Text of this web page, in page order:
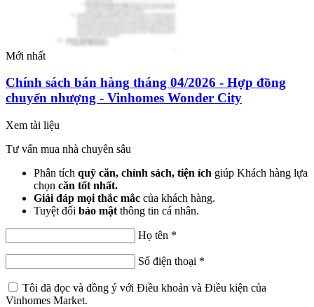
Mới nhất
Chính sách bán hàng tháng 04/2026 - Hợp đồng
chuyển nhượng - Vinhomes Wonder City
Xem tài liệu
Tư vấn mua nhà chuyên sâu
Phân tích quỹ căn, chính sách, tiện ích giúp Khách hàng lựa
chọn căn tốt nhất.
Giải đáp mọi thắc mắc của khách hàng.
Tuyệt đối bảo mật thông tin cá nhân.
Họ tên *
Số điện thoại *
Tôi đã đọc và đồng ý với Điều khoản và Điều kiện của
Vinhomes Market.